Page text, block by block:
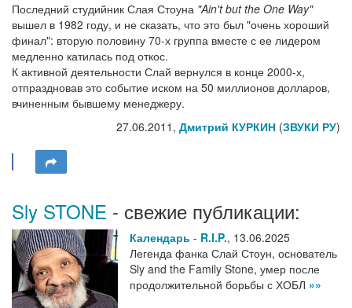
Последний студийник Слая Стоуна "Ain't but the One Way"
вышел в 1982 году, и не сказать, что это был "очень хороший
финал": вторую половину 70-х группа вместе с ее лидером
медленно катилась под откос.
К активной деятельности Слай вернулся в конце 2000-х,
отпраздновав это событие иском на 50 миллионов долларов,
вчиненным бывшему менеджеру.
27.06.2011, Дмитрий КУРКИН (ЗВУКИ РУ)
Sly STONE - свежие публикации:
Календарь - R.I.P., 13.06.2025
Легенда фанка Слай Стоун, основатель
Sly and the Family Stone, умер после
продолжительной борьбы с ХОБЛ »»